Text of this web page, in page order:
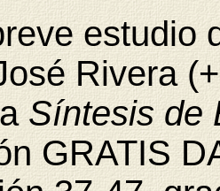
estudio
Rivera
Síntesis de
GRATIS